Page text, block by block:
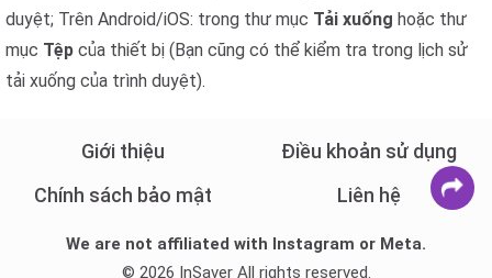
duyệt; Trên Android/iOS: trong thư mục Tải xuống hoặc thư
mục Tệp của thiết bị (Bạn cũng có thể kiểm tra trong lịch sử
tải xuống của trình duyệt).
Giới thiệu
Điều khoản sử dụng
Chính sách bảo mật
Liên hệ
We are not affiliated with Instagram or Meta.
© 2026 InSaver All rights reserved.